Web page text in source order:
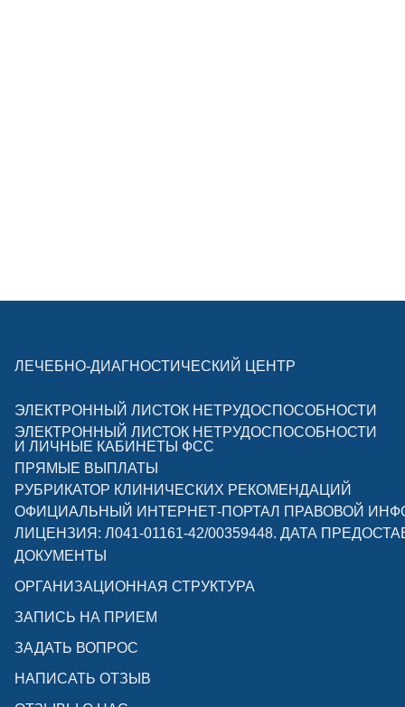
ЛЕЧЕБНО-ДИАГНОСТИЧЕСКИЙ ЦЕНТР
ЭЛЕКТРОННЫЙ ЛИСТОК НЕТРУДОСПОСОБНОСТИ
ЭЛЕКТРОННЫЙ ЛИСТОК НЕТРУДОСПОСОБНОСТИ
И ЛИЧНЫЕ КАБИНЕТЫ ФСС
ПРЯМЫЕ ВЫПЛАТЫ
РУБРИКАТОР КЛИНИЧЕСКИХ РЕКОМЕНДАЦИЙ
ОФИЦИАЛЬНЫЙ ИНТЕРНЕТ-ПОРТАЛ ПРАВОВОЙ
ЛИЦЕНЗИЯ: Л041-01161-42/00359448. ДАТА
ДОКУМЕНТЫ
ОРГАНИЗАЦИОННАЯ СТРУКТУРА
ЗАПИСЬ НА ПРИЕМ
ЗАДАТЬ ВОПРОС
НАПИСАТЬ ОТЗЫВ